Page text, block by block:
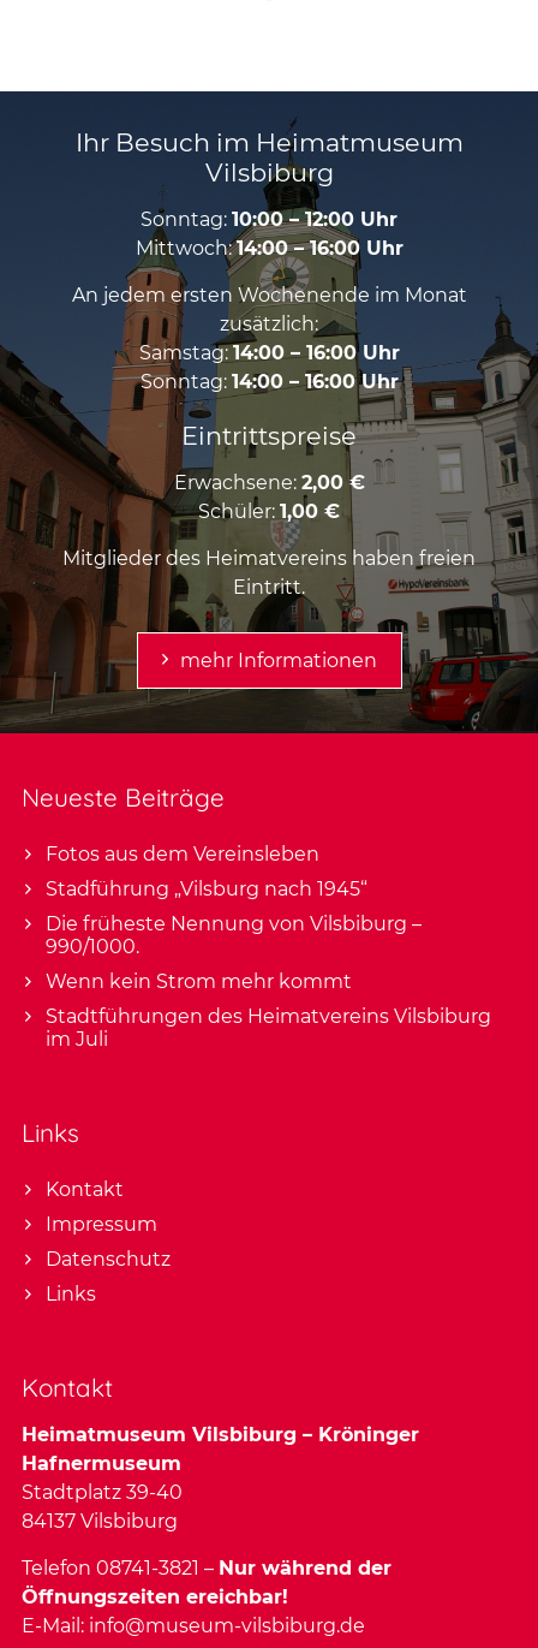
Ihr Besuch im Heimatmuseum
Vilsbiburg
Sonntag: 10:00 – 12:00 Uhr
Mittwoch:14:00 – 16:00 Uhr
An jedem ersten Wochenende im Monat
zusätzlich:
Samstag:14:00 – 16:00 Uhr
Sonntag: 14:00 – 16:00 Uhr
Eintrittspreise
Erwachsene: 2,00 €
Schüler: 1,00 €
Mitglieder des Heimatvereins haben freien
Eintritt.
mehr Informationen
Neueste Beiträge
Fotos aus dem Vereinsleben
Stadführung „Vilsburg nach 1945“
Die früheste Nennung von Vilsbiburg –
990/1000.
Wenn kein Strom mehr kommt
Stadtführungen des Heimatvereins Vilsbiburg
im Juli
Links
Kontakt
Impressum
Datenschutz
Links
Kontakt
Heimatmuseum Vilsbiburg – Kröninger
Hafnermuseum
Stadtplatz 39-40
84137 Vilsbiburg
Telefon 08741-3821 – Nur während der
Öffnungszeiten ereichbar!
E-Mail: info@museum-vilsbiburg.de